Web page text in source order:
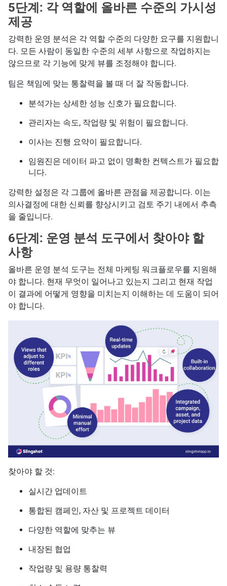
5단계: 각 역할에 올바른 수준의 가시성
제공
강력한 운영 분석은 각 역할 수준의 다양한 요구를 지원합니
다. 모든 사람이 동일한 수준의 세부 사항으로 작업하지는
않으므로 각 기능에 맞게 뷰를 조정해야 합니다.
팀은 책임에 맞는 통찰력을 볼 때 더 잘 작동합니다.
분석가는 상세한 성능 신호가 필요합니다.
관리자는 속도, 작업량 및 위험이 필요합니다.
이사는 진행 요약이 필요합니다.
임원진은 데이터 파고 없이 명확한 컨텍스트가 필요합
니다.
강력한 설정은 각 그룹에 올바른 관점을 제공합니다. 이는
의사결정에 대한 신뢰를 향상시키고 검토 주기 내에서 추측
을 줄입니다.
6단계: 운영 분석 도구에서 찾아야 할
사항
올바른 운영 분석 도구는 전체 마케팅 워크플로우를 지원해
야 합니다. 현재 무엇이 일어나고 있는지 그리고 현재 작업
이 결과에 어떻게 영향을 미치는지 이해하는 데 도움이 되어
야 합니다.
찾아야 할 것:
실시간 업데이트
통합된 캠페인, 자산 및 프로젝트 데이터
다양한 역할에 맞추는 뷰
내장된 협업
작업량 및 용량 통찰력